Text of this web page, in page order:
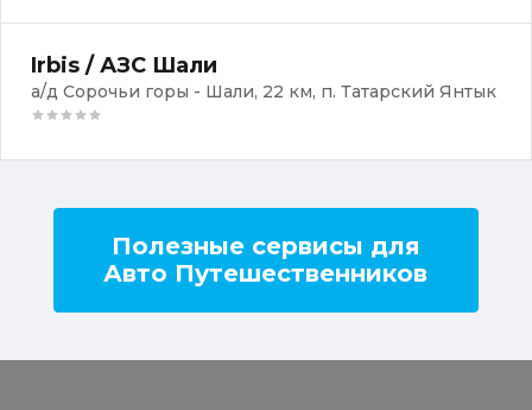
Irbis / АЗС Шали
а/д Сорочьи горы - Шали, 22 км, п. Татарский Янтык
Полезные сервисы для
Авто Путешественников